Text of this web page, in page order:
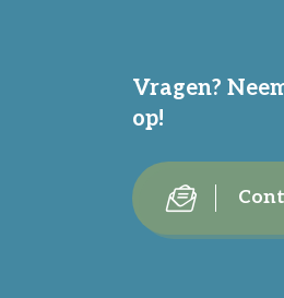
Vragen?
op!